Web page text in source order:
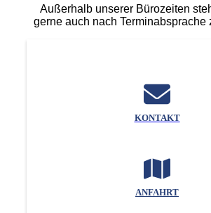
Außerhalb unserer Bürozeiten
gerne auch nach Terminabsprache
KONTAKT
ANFAHRT